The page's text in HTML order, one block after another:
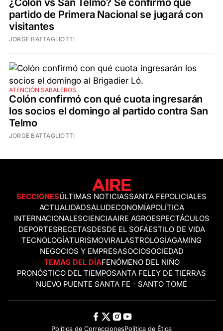
¿Colón vs San Telmo? Se confirmó que
partido de Primera Nacional se jugará con
visitantes
JORGE BATTAGLIOTTI
ATENCIÓN SABALEROS
Colón confirmó con qué cuota ingresarán
los socios el domingo al partido contra San
Telmo
JORGE BATTAGLIOTTI
SECCIONESÚLTIMAS NOTICIASSANTA FEPOLICIALES
ACTUALIDADSALUDECONOMÍAPOLÍTICA
INTERNACIONALESCIENCIAAIRE AGROESPECTÁCULOS
DEPORTESRECETASDESDE EL SOFÁESTILO DE VIDA
TECNOLOGÍATURISMOVIRALASTROLOGÍAGAMING
NEGOCIOS Y EMPRESASOCIOSOCIEDAD
TEMAS DEL DÍAFENÓMENO DEL NIÑO
PRONÓSTICO DEL TIEMPOSANTA FELEY DE TIERRAS
NUEVO PUENTE SANTA FE - SANTO TOMÉ
Política de CorreccionesPolitica de Ética